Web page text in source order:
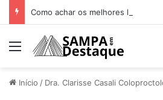
Menu
Início / Dra. Clarisse Casali